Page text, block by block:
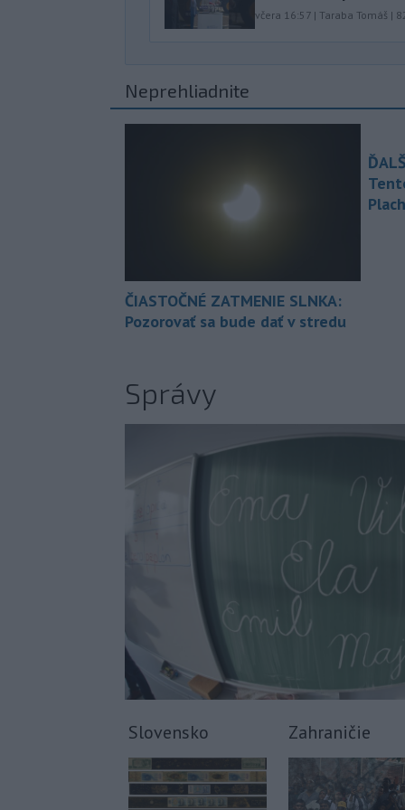
včera 16:57 | Taraba Tomáš |
Neprehliadnite
ČIASTOČNÉ ZATMENIE SLNKA:
Pozorovať sa bude dať v stredu
Správy
Slovensko Zahraničie